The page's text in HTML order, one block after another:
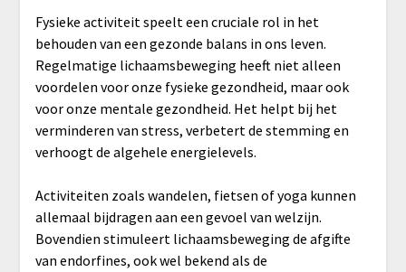
Fysieke activiteit speelt een cruciale rol in het
behouden van een gezonde balans in ons leven.
Regelmatige lichaamsbeweging heeft niet alleen
voordelen voor onze fysieke gezondheid, maar ook
voor onze mentale gezondheid. Het helpt bij het
verminderen van stress, verbetert de stemming en
verhoogt de algehele energielevels.
Activiteiten zoals wandelen, fietsen of yoga kunnen
allemaal bijdragen aan een gevoel van welzijn.
Bovendien stimuleert lichaamsbeweging de afgifte
van endorfines, ook wel bekend als de